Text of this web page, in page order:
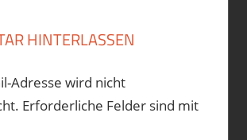
HINTERLASSEN
Adresse wird nicht
Erforderliche Felder sind mit